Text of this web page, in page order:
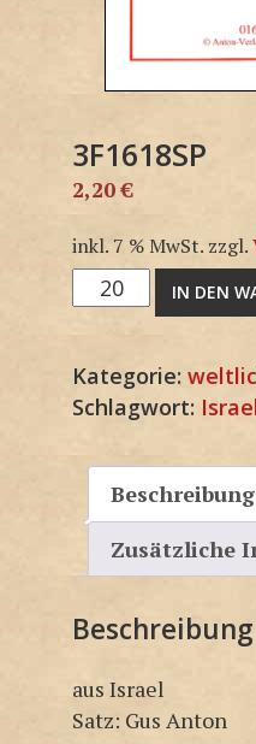
3F1618SP
2,20€
inkl. 7 % MwSt. zzgl.
3F1618SP
Menge
IN DEN
Kategorie:
Schlagwort:
Beschreibung
Zusätzliche
Beschreibung
aus Israel
Satz: Gus Anton